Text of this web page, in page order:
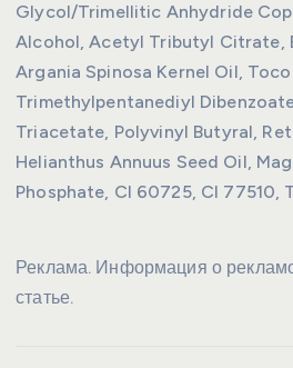
Glycol/Trimellitic Anhydride
Alcohol, Acetyl Tributyl Citrate,
Argania Spinosa Kernel Oil,
Trimethylpentanediyl
Triacetate, Polyvinyl Butyral,
Helianthus Annuus Seed Oil,
Phosphate, CI 60725, CI 77510,
Реклама. Информация о
статье.